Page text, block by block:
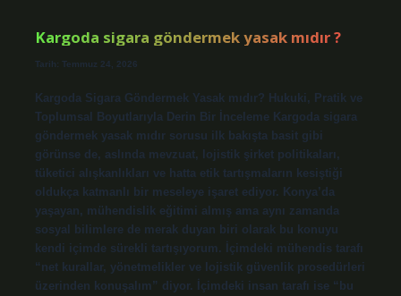
Kargoda sigara göndermek yasak mıdır ?
Tarih: Temmuz 24, 2026
Kargoda Sigara Göndermek Yasak mıdır? Hukuki, Pratik ve
Toplumsal Boyutlarıyla Derin Bir İnceleme Kargoda sigara
göndermek yasak mıdır sorusu ilk bakışta basit gibi
görünse de, aslında mevzuat, lojistik şirket politikaları,
tüketici alışkanlıkları ve hatta etik tartışmaların kesiştiği
oldukça katmanlı bir meseleye işaret ediyor. Konya’da
yaşayan, mühendislik eğitimi almış ama aynı zamanda
sosyal bilimlere de merak duyan biri olarak bu konuyu
kendi içimde sürekli tartışıyorum. İçimdeki mühendis tarafı
“net kurallar, yönetmelikler ve lojistik güvenlik prosedürleri
üzerinden konuşalım” diyor. İçimdeki insan tarafı ise “bu